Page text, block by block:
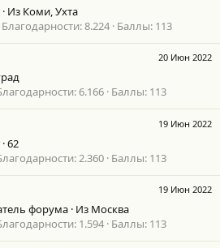
· Из Коми, Ухта
Благодарности 8.224 Баллы 113
20 Июн 2022
6.166 Баллы 113
19 Июн 2022
·62
2.360 Баллы 113
19 Июн 2022
форума · Из Москва
1.594 Баллы 113